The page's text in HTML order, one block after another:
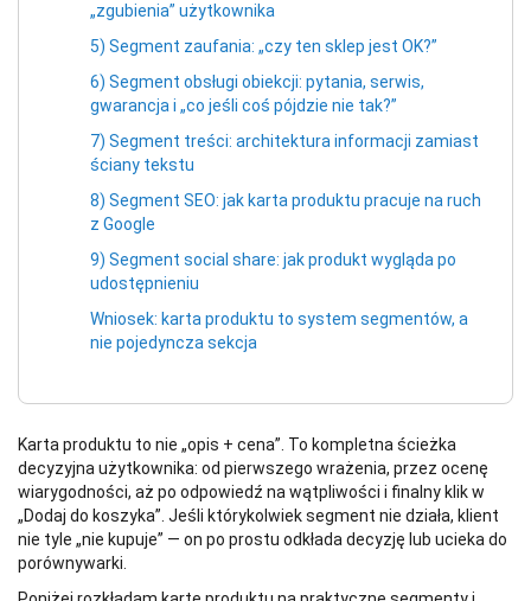
„zgubienia” użytkownika
5) Segment zaufania: „czy ten sklep jest OK?”
6) Segment obsługi obiekcji: pytania, serwis,
gwarancja i „co jeśli coś pójdzie nie tak?”
7) Segment treści: architektura informacji zamiast
ściany tekstu
8) Segment SEO: jak karta produktu pracuje na ruch
z Google
9) Segment social share: jak produkt wygląda po
udostępnieniu
Wniosek: karta produktu to system segmentów, a
nie pojedyncza sekcja
Karta produktu to nie „opis + cena”. To kompletna ścieżka
decyzyjna użytkownika: od pierwszego wrażenia, przez ocenę
wiarygodności, aż po odpowiedź na wątpliwości i finalny klik w
„Dodaj do koszyka”. Jeśli którykolwiek segment nie działa, klient
nie tyle „nie kupuje” — on po prostu odkłada decyzję lub ucieka do
porównywarki.